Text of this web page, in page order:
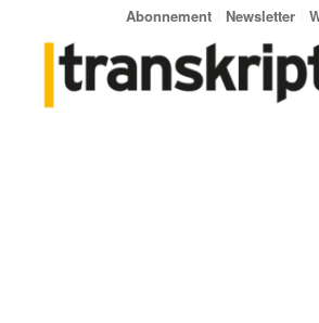
Abonnement Newsletter